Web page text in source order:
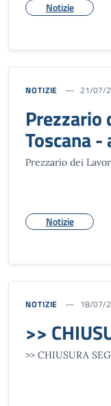
Notizie
NOTIZIE 21/07/
Prezzario
Toscana
Prezzario dei
Notizie
NOTIZIE 18/07/
>>
>> CHIUSURA